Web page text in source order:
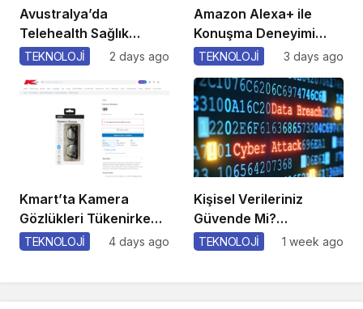
Avustralya’da
Telehealth Sağlık
Verileri İhlali!
TEKNOLOJİ 2 days ago
Amazon Alexa+ ile
Konuşma Deneyimi
Gelişiyor!
TEKNOLOJİ 3 days ago
Kmart’ta Kamera
Gözlükleri Tükenirken
Gizlilik Endişesi!
TEKNOLOJİ 4 days ago
Kişisel Verileriniz
Güvende Mi?
Sormaktan
TEKNOLOJİ 1 week ago